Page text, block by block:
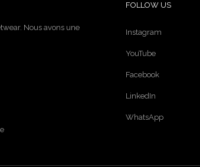
Nous avons une
FOLLOW US
Instagram
YouTube
Facebook
LinkedIn
WhatsApp